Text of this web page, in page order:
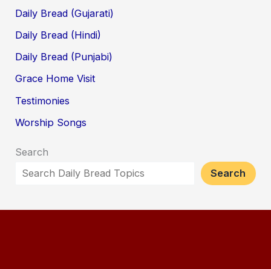
Daily Bread (Gujarati)
Daily Bread (Hindi)
Daily Bread (Punjabi)
Grace Home Visit
Testimonies
Worship Songs
Search
Search